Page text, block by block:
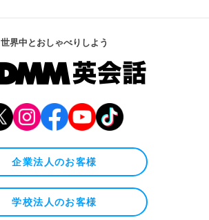
世界中とおしゃべりしよう
企業法人のお客様
学校法人のお客様